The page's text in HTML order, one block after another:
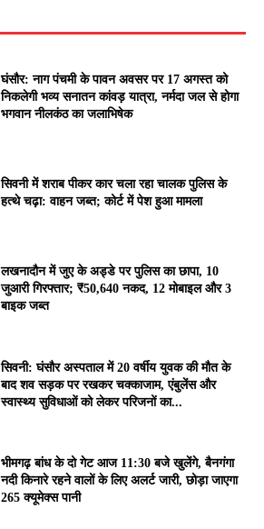
घंसौर: नाग पंचमी के पावन अवसर पर 17 अगस्त को
निकलेगी भव्य सनातन कांवड़ यात्रा, नर्मदा जल से होगा
भगवान नीलकंठ का जलाभिषेक
सिवनी में शराब पीकर कार चला रहा चालक पुलिस के
हत्थे चढ़ा: वाहन जब्त; कोर्ट में पेश हुआ मामला
लखनादौन में जुए के अड्डे पर पुलिस का छापा, 10
जुआरी गिरफ्तार; ₹50,640 नकद, 12 मोबाइल और 3
बाइक जब्त
सिवनी: घंसौर अस्पताल में 20 वर्षीय युवक की मौत के
बाद शव सड़क पर रखकर चक्काजाम, एंबुलेंस और
स्वास्थ्य सुविधाओं को लेकर परिजनों का...
भीमगढ़ बांध के दो गेट आज 11:30 बजे खुलेंगे, बैनगंगा
नदी किनारे रहने वालों के लिए अलर्ट जारी, छोड़ा जाएगा
265 क्यूमेक्स पानी